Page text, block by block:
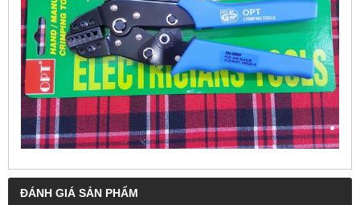
ĐÁNH GIÁ SẢN PHẨM